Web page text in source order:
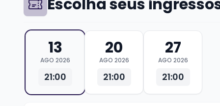
06/08 – Edu Pitufo Lombardo e Nicolas
Edu Pitufo Lombardo é músico, compositor,
importantes murgas do país, conquistou
lado de nomes como Jaime Roos, Jorge
com discos premiados e apresentações pela
Escolha seus
13
AGO 2026
21:00
20
AGO 2026
21:00
27
AGO 2026
21:00